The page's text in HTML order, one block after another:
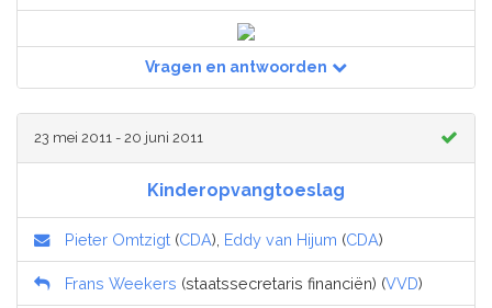
Vragen en antwoorden
23 mei 2011 - 20 juni 2011
Kinderopvangtoeslag
Pieter Omtzigt (CDA), Eddy van Hijum (CDA)
Frans Weekers (staatssecretaris financiën) (VVD)